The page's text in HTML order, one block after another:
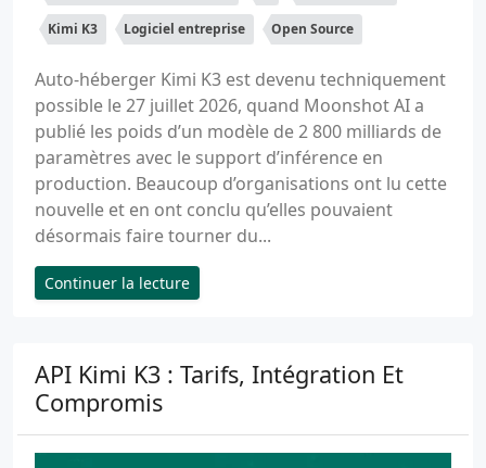
Kimi K3 Logiciel entreprise Open Source
Auto-héberger Kimi K3 est devenu techniquement
possible le 27 juillet 2026, quand Moonshot AI a
publié les poids d’un modèle de 2 800 milliards de
paramètres avec le support d’inférence en
production. Beaucoup d’organisations ont lu cette
nouvelle et en ont conclu qu’elles pouvaient
désormais faire tourner du...
Continuer la lecture
API Kimi K3 : Tarifs, Intégration Et
Compromis